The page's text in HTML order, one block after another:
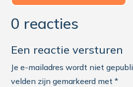
0 reacties
Een reactie versturen
Je e-mailadres wordt niet
velden zijn gemarkeerd met*